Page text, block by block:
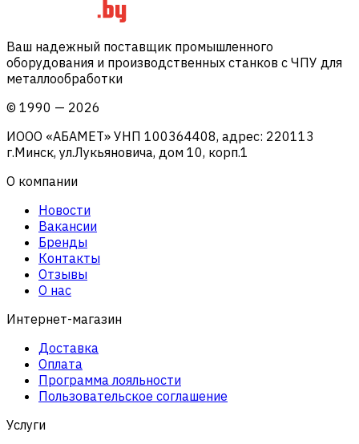
Ваш надежный поставщик промышленного
оборудования и производственных станков с ЧПУ для
металлообработки
© 1990 — 2026
ИООО «АБАМЕТ» УНП 100364408, адрес: 220113
г.Минск, ул.Лукьяновича, дом 10, корп.1
О компании
Новости
Вакансии
Бренды
Контакты
Отзывы
О нас
Интернет-магазин
Доставка
Оплата
Программа лояльности
Пользовательское соглашение
Услуги